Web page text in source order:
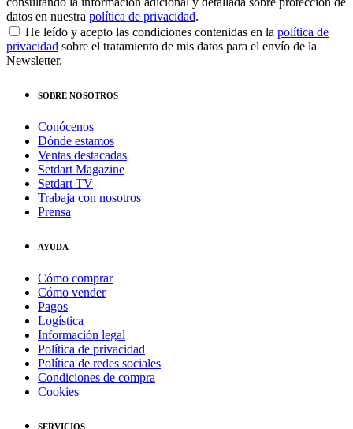
datos en nuestra política de privacidad.
He leído y acepto las condiciones contenidas en la política de
privacidad sobre el tratamiento de mis datos para el envío de la
Newsletter.
SOBRE NOSOTROS
Conócenos
Dónde estamos
Ventas destacadas
Setdart Magazine
Setdart TV
Trabaja con nosotros
Prensa
AYUDA
Cómo comprar
Cómo vender
Pagos
Logística
Información legal
Política de privacidad
Política de redes sociales
Condiciones de compra
Cookies
SERVICIOS